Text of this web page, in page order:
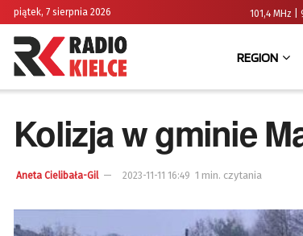
piątek, 7 sierpnia 2026 101,4 MHz
REGION
Kolizja w gminie
Aneta Cielibała-Gil 2023-11-11 16:49 1 min. czytania